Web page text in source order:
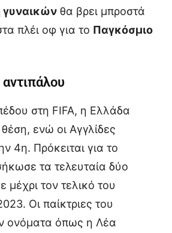
γυναικών θα βρει μπροστά
πλέι οφ για το Παγκόσμιο
στη FIFA, η Ελλάδα
ενώ οι Αγγλίδες
4η. Πρόκειται για το
τα τελευταία δύο
μέχρι τον τελικό του
Οι παίκτριες του
ονόματα όπως η Λέα